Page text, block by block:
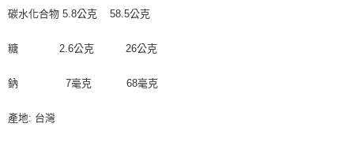
碳水化合物 5.8公克 58.5公克
糖 2.6公克 26公克
鈉 7毫克 68毫克
產地: 台灣